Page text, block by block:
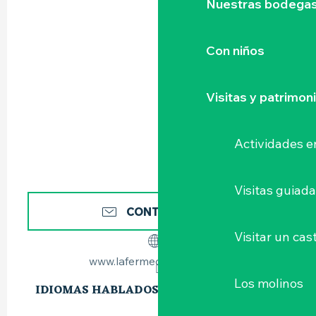
Nuestras
Con niños
Visitas y
Actividades
Visitas
Visitar un
Los molinos
CONTÁCTENOS
www.lafermedescouflant.fr
IDIOMAS HABLADOS
IDIOMAS HABLADOS